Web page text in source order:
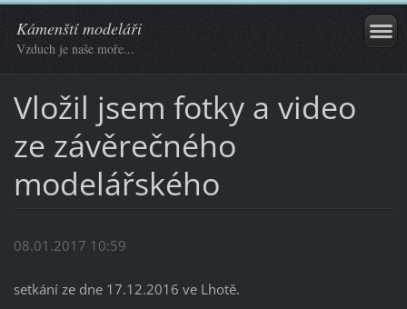
Kámenští modeláři
Vzduch je naše moře...
Vložil jsem fotky a video
ze závěrečného
modelářského
08.01.2017 10:59
setkání ze dne 17.12.2016 ve Lhotě.